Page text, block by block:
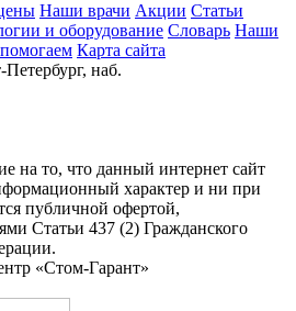
Наши врачи Акции Статьи
и оборудование Словарь Наши
Карта сайта
наб.
на то, что данный интернет сайт
характер и ни при
публичной офертой,
Статьи 437 (2) Гражданского
«Стом-Гарант»